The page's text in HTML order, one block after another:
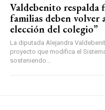
Valdebenito respalda
familias deben volver
elección del colegio”
La diputada Alejandra
proyecto que modifica el
sosteniendo...